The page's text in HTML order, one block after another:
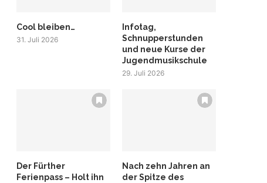
Cool bleiben…
31. Juli 2026
Infotag,
Schnupperstunden
und neue Kurse der
Jugendmusikschule
29. Juli 2026
Der Fürther
Ferienpass – Holt ihn
Nach zehn Jahren an
der Spitze des